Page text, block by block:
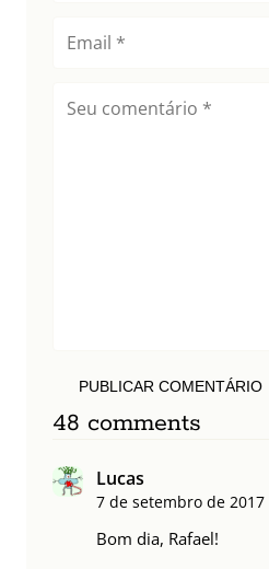
PUBLICAR COMENTÁRIO
48 comments
Lucas
7 de setembro de 2017
Bom dia, Rafael!